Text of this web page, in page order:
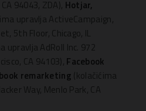
94043, ZDA), Hotjar,
upravlja ActiveCampaign,
5th Floor, Chicago, IL
upravlja AdRoll Inc. 972
CA 94103), Facebook
remarketing (kolačićima
Way, Menlo Park, CA